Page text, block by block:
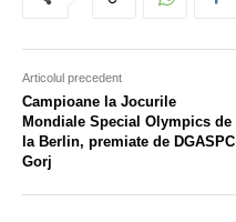
Articolul precedent
Campioane la Jocurile
Mondiale Special Olympics de
la Berlin, premiate de DGASPC
Gorj